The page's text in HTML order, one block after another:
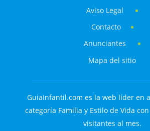
Aviso Legal
Contacto
Anunciantes
Mapa del sitio
GuiaInfantil.com es la web líder en
categoría Familia y Estilo de Vida
visitantes al mes.